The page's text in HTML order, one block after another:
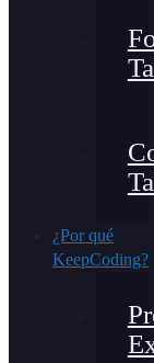
¿Por qué
KeepCoding?